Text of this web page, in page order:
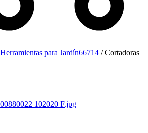
Herramientas para Jardín66714 / Cortadoras